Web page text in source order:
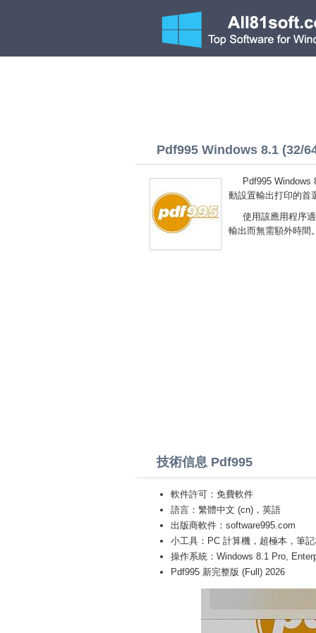
Pdf995 Windows 8.1 (32/
Pdf995 Windows
動設置輸出打印的首
使用該應用程序
輸出而無需額外時間
技術信息 Pdf995
軟件許可：免費軟件
語言：繁體中文 (cn)，英語
出版商軟件：software995.com
小工具：PC 計算機，超極本，筆
操作系統：Windows 8.1 Pro,
Pdf995 新完整版 (Full) 2026